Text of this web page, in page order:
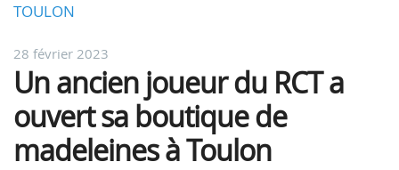
TOULON
28 février 2023
Un ancien joueur du RCT a
ouvert sa boutique de
madeleines à Toulon